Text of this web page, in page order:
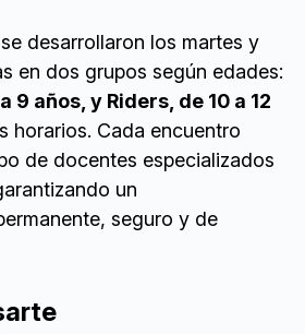
desarrollaron los martes y
en dos grupos según edades:
9 años, y Riders, de 10 a 12
horarios. Cada encuentro
de docentes especializados
un
seguro y de